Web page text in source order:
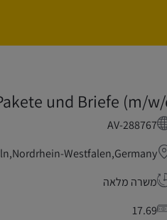
und Briefe (m/
AV-288767
Westfalen,Germany
משרה מלאה
17.69